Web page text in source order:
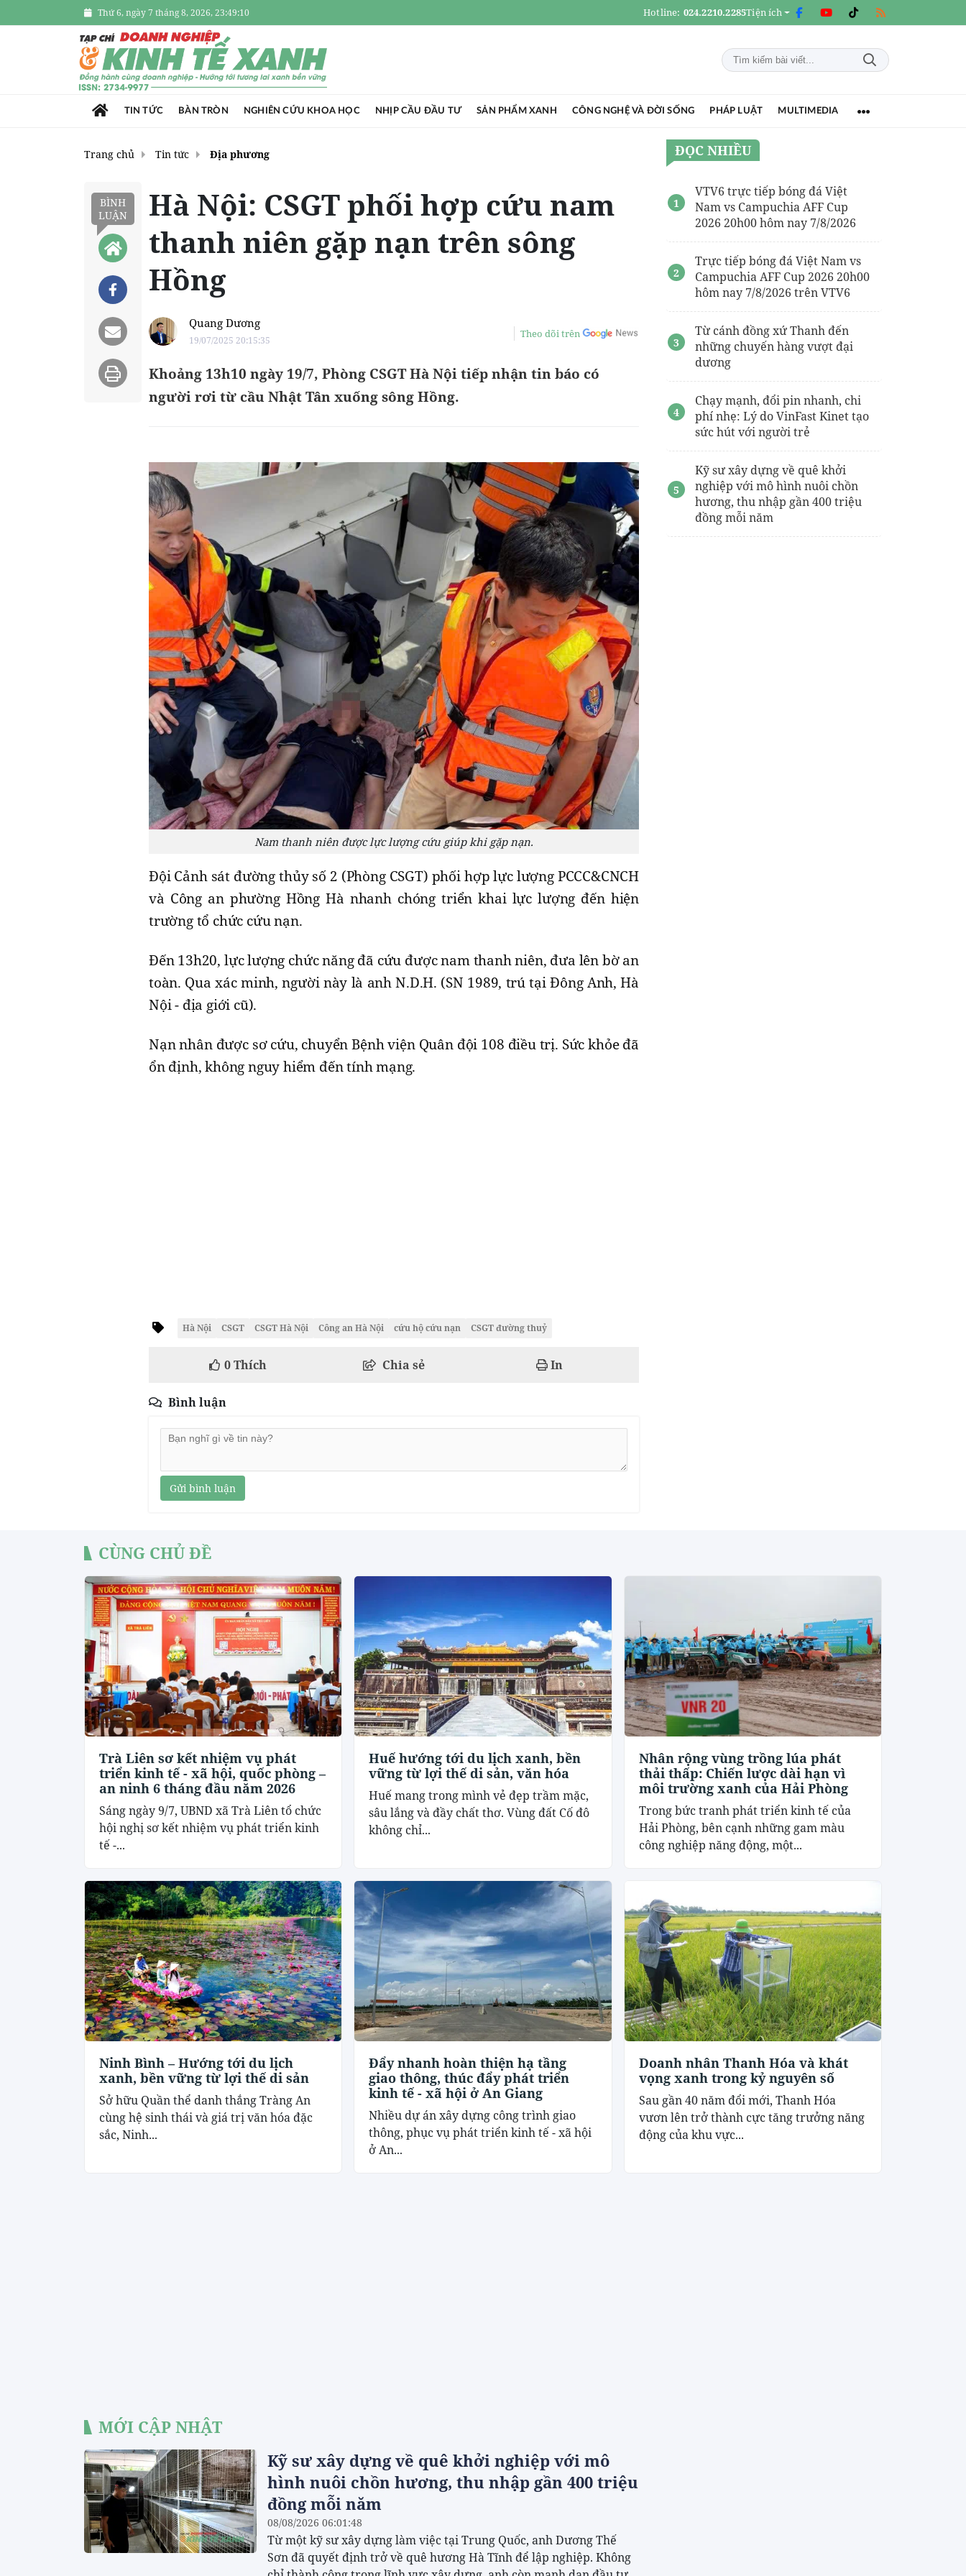
Thứ 6, ngày 7 tháng 8, 2026, 23:49:12 Hotline: 024.2210.2285Tiện ích
TIN TỨC BÀN TRÒN NGHIÊN CỨU KHOA HỌC NHỊP CẦU ĐẦU TƯ SẢN PHẨM XANH CÔNG NGHỆ VÀ ĐỜI SỐNG PHÁP LUẬT MULTIMEDIA
Trang chủ Tin tức Địa phương
BÌNH
LUẬN
Hà Nội: CSGT phối hợp cứu nam
thanh niên gặp nạn trên sông
Hồng
Quang Dương
19/07/2025 20:15:35
Theo dõi trên
Khoảng 13h10 ngày 19/7, Phòng CSGT Hà Nội tiếp nhận tin báo có
người rơi từ cầu Nhật Tân xuống sông Hồng.
Nam thanh niên được lực lượng cứu giúp khi gặp nạn.
Đội Cảnh sát đường thủy số 2 (Phòng CSGT) phối hợp lực lượng PCCC&CNCH
và Công an phường Hồng Hà nhanh chóng triển khai lực lượng đến hiện
trường tổ chức cứu nạn.
Đến 13h20, lực lượng chức năng đã cứu được nam thanh niên, đưa lên bờ an
toàn. Qua xác minh, người này là anh N.D.H. (SN 1989, trú tại Đông Anh, Hà
Nội - địa giới cũ).
Nạn nhân được sơ cứu, chuyển Bệnh viện Quân đội 108 điều trị. Sức khỏe đã
ổn định, không nguy hiểm đến tính mạng.
Hà Nội CSGT CSGT Hà Nội Công an Hà Nội cứu hộ cứu nạn CSGT đường thuỷ
0Thích Chia sẻ In
Bình luận
Gửi bình luận
ĐỌC NHIỀU
VTV6 trực tiếp bóng đá Việt
Nam vs Campuchia AFF Cup
2026 20h00 hôm nay 7/8/2026
Trực tiếp bóng đá Việt Nam vs
Campuchia AFF Cup 2026 20h00
hôm nay 7/8/2026 trên VTV6
Từ cánh đồng xứ Thanh đến
những chuyến hàng vượt đại
dương
Chạy mạnh, đổi pin nhanh, chi
phí nhẹ: Lý do VinFast Kinet tạo
sức hút với người trẻ
Kỹ sư xây dựng về quê khởi
nghiệp với mô hình nuôi chồn
hương, thu nhập gần 400 triệu
đồng mỗi năm
CÙNG CHỦ ĐỀ
Trà Liên sơ kết nhiệm vụ phát
triển kinh tế - xã hội, quốc phòng –
an ninh 6 tháng đầu năm 2026
Sáng ngày 9/7, UBND xã Trà Liên tổ chức
hội nghị sơ kết nhiệm vụ phát triển kinh
tế -...
Huế hướng tới du lịch xanh, bền
vững từ lợi thế di sản, văn hóa
Huế mang trong mình vẻ đẹp trầm mặc,
sâu lắng và đầy chất thơ. Vùng đất Cố đô
không chỉ...
Nhân rộng vùng trồng lúa phát
thải thấp: Chiến lược dài hạn vì
môi trường xanh của Hải Phòng
Trong bức tranh phát triển kinh tế của
Hải Phòng, bên cạnh những gam màu
công nghiệp năng động, một...
Ninh Bình – Hướng tới du lịch
xanh, bền vững từ lợi thế di sản
Sở hữu Quần thể danh thắng Tràng An
cùng hệ sinh thái và giá trị văn hóa đặc
sắc, Ninh...
Đẩy nhanh hoàn thiện hạ tầng
giao thông, thúc đẩy phát triển
kinh tế - xã hội ở An Giang
Nhiều dự án xây dựng công trình giao
thông, phục vụ phát triển kinh tế - xã hội
ở An...
Doanh nhân Thanh Hóa và khát
vọng xanh trong kỷ nguyên số
Sau gần 40 năm đổi mới, Thanh Hóa
vươn lên trở thành cực tăng trưởng năng
động của khu vực...
MỚI CẬP NHẬT
Kỹ sư xây dựng về quê khởi nghiệp với mô
hình nuôi chồn hương, thu nhập gần 400 triệu
đồng mỗi năm
Từ một kỹ sư xây dựng làm việc tại Trung Quốc, anh Dương Thế
Sơn đã quyết định trở về quê hương Hà Tĩnh để lập nghiệp. Không
08/08/2026 06:01:48